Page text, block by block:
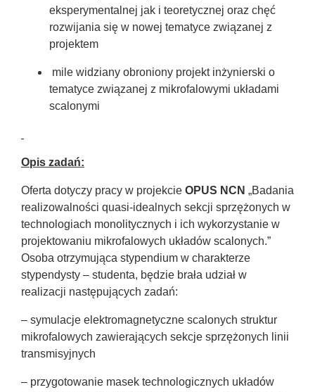
eksperymentalnej jak i teoretycznej oraz chęć
rozwijania się w nowej tematyce związanej z
projektem
mile widziany obroniony projekt inżynierski o
tematyce związanej z mikrofalowymi układami
scalonymi
Opis zadań:
Oferta dotyczy pracy w projekcie OPUS NCN „Badania
realizowalności quasi-idealnych sekcji sprzężonych w
technologiach monolitycznych i ich wykorzystanie w
projektowaniu mikrofalowych układów scalonych.”
Osoba otrzymująca stypendium w charakterze
stypendysty – studenta, będzie brała udział w
realizacji następujących zadań:
– symulacje elektromagnetyczne scalonych struktur
mikrofalowych zawierających sekcje sprzężonych linii
transmisyjnych
– przygotowanie masek technologicznych układów